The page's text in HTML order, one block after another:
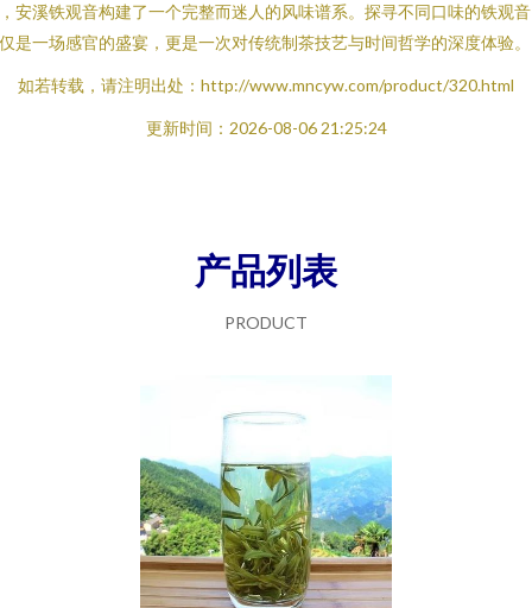
安溪铁观音构建了一个完整而迷人的风味谱系。探寻不同口味的铁观
是一场感官的盛宴，更是一次对传统制茶技艺与时间哲学的深度体验。
如若转载，请注明出处：http://www.mncyw.com/product/320.html
更新时间：2026-08-06 21:25:24
产品列表
PRODUCT